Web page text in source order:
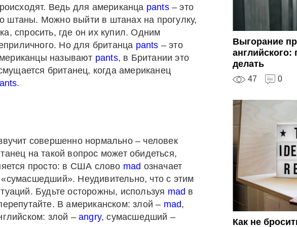
Выгорание
английского:
делать
47 0
Как не
Ведь для американца pants– это
Можно выйти в штанах на прогулку,
спросить, где он их купил. Одним
Но для британца pants – это
называют pants, в Британии это
британец, когда американец
.
совершенно нормально – человек
на такой вопрос может обидеться,
просто: в США слово mad означает
Неудивительно, что с этим
Будьте осторожны, используя mad в
В американском: злой – mad,
злой –angry, сумасшедший –